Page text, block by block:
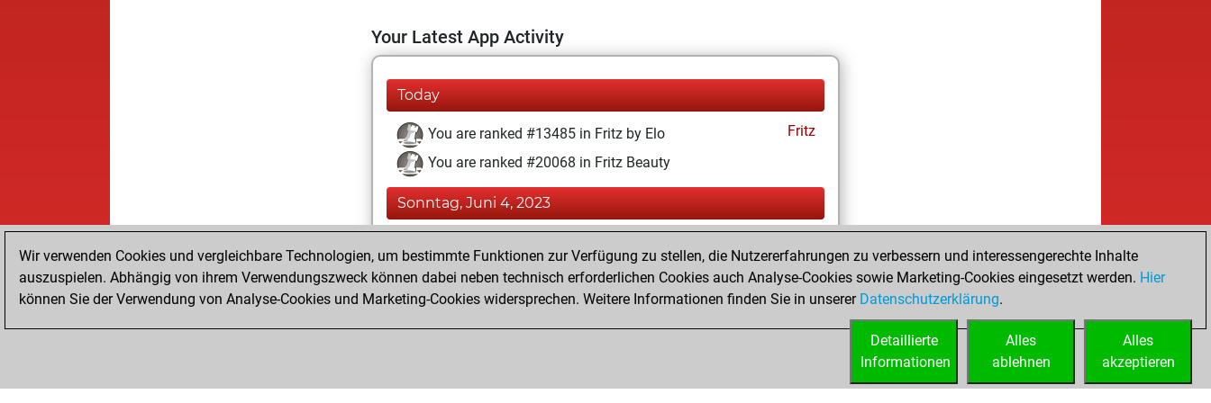
Your Latest App Activity
Today
You are ranked #13485 in Fritz by Elo
Fritz
You are ranked #20068 in Fritz Beauty
Sonntag, Juni 4, 2023
You achieved a new Elo of 1590
You created your Fritz account
Wir verwenden Cookies und vergleichbare Technologien, um bestimmte Funktionen zur Verfügung zu stellen, die Nutzererfahrungen zu verbessern und interessengerechte Inhalte
auszuspielen. Abhängig von ihrem Verwendungszweck können dabei neben technisch erforderlichen Cookies auch Analyse-Cookies sowie Marketing-Cookies eingesetzt werden. Hier
können Sie der Verwendung von Analyse-Cookies und Marketing-Cookies widersprechen. Weitere Informationen finden Sie in unserer Datenschutzerklärung.
Alles
akzeptieren
Alles
ablehnen
Detaillierte
Informationen